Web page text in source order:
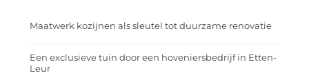
Maatwerk kozijnen als sleutel tot duurzame renovatie
Een exclusieve tuin door een hoveniersbedrijf in Etten-
Leur